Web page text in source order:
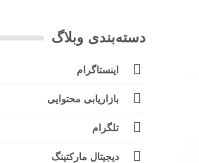
دسته‌بندی وبلاگ
اینستاگرام
بازاریابی محتوایی
تلگرام
دیجیتال مارکتینگ